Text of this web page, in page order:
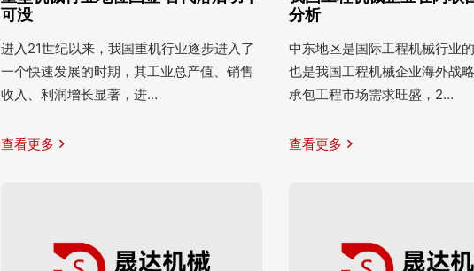
可没
进入21世纪以来，我国重机行业逐步进入了
一个快速发展的时期，其工业总产值、销售
收入、利润增长显著，进…
查看更多
分析
中东地区是国际工程机械行业
也是我国工程机械企业海外战
承包工程市场需求旺盛，2…
查看更多